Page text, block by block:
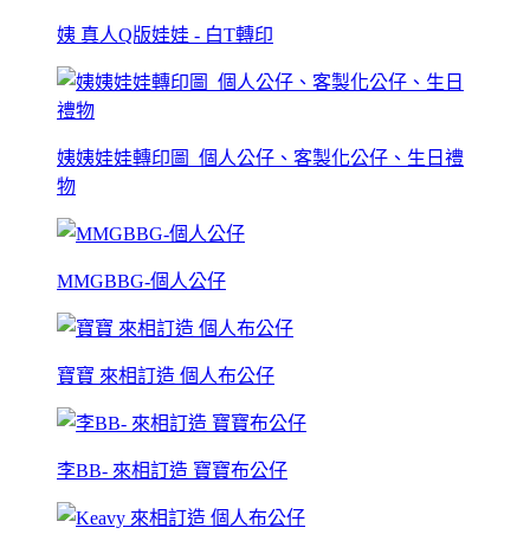
姨 真人Q版娃娃 - 白T轉印
姨姨娃娃轉印圖_個人公仔、客製化公仔、生日禮
物
MMGBBG-個人公仔
寶寶 來相訂造 個人布公仔
李BB- 來相訂造 寶寶布公仔